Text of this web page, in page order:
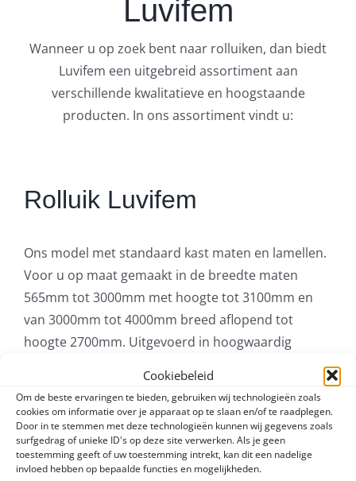
Cookiebeleid
Om de beste ervaringen te bieden, gebruiken wij technologieën zoals
cookies om informatie over je apparaat op te slaan en/of te raadplegen.
Door in te stemmen met deze technologieën kunnen wij gegevens zoals
surfgedrag of unieke ID's op deze site verwerken. Als je geen
toestemming geeft of uw toestemming intrekt, kan dit een nadelige
invloed hebben op bepaalde functies en mogelijkheden.
Luvifem
Wanneer u op zoek bent naar rolluiken, dan biedt
Luvifem een uitgebreid assortiment aan
verschillende kwalitatieve en hoogstaande
producten. In ons assortiment vindt u:
Rolluik Luvifem
Ons model met standaard kast maten en lamellen.
Voor u op maat gemaakt in de breedte maten
565mm tot 3000mm met hoogte tot 3100mm en
van 3000mm tot 4000mm breed aflopend tot
hoogte 2700mm. Uitgevoerd in hoogwaardig
Leverbaar in de standaard kleuren (cassette,
geleiders en lamellen): verkeerswit, grijs, zilver, licht
ivoor, licht beige, spar-groen, antraciet, crème,
staal blauw en gebroken wit. Tevens: Lichtbruin,